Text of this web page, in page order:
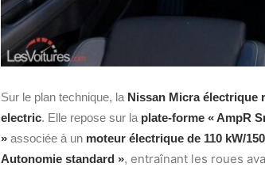
Sur le plan technique, la Nissan Micra électrique
electric. Elle repose sur la plate‑forme « AmpR
» associée à un moteur électrique de 110 kW/
Autonomie standard », entraînant les roues